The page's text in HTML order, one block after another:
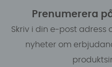
Prenumerera
Skriv i din e-post adress
nyheter om